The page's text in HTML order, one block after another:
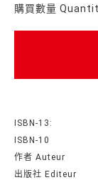
購買數量
ISBN-13:
ISBN-10
作者 Auteur
出版社 Editeur